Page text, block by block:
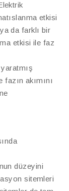
etkisi
da farklı bir
etkisi ile faz
akımını
düzeyini
sitemleri